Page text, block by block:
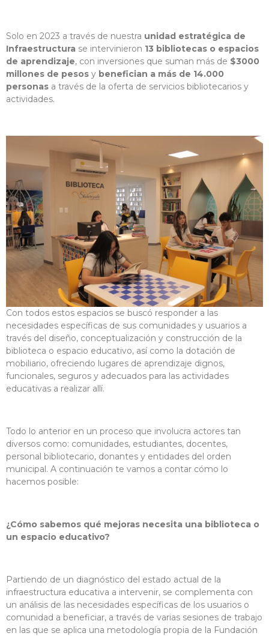
Solo en 2023 a través de nuestra unidad estratégica de
Infraestructura se intervinieron 13 bibliotecas o espacios
de aprendizaje, con inversiones que suman más de $3000
millones de pesos y benefician a más de 14.000
personas a través de la oferta de servicios bibliotecarios y
actividades.
Con todos estos espacios se buscó responder a las
necesidades específicas de sus comunidades y usuarios a
través del diseño, conceptualización y construcción de la
biblioteca o espacio educativo, así como la dotación de
mobiliario, ofreciendo lugares de aprendizaje dignos,
funcionales, seguros y adecuados para las actividades
educativas a realizar allí.
Todo lo anterior en un proceso que involucra actores tan
diversos como: comunidades, estudiantes, docentes,
personal bibliotecario, donantes y entidades del orden
municipal. A continuación te vamos a contar cómo lo
hacemos posible:
¿Cómo sabemos qué mejoras necesita una biblioteca o
un espacio educativo?
Partiendo de un diagnóstico del estado actual de la
infraestructura educativa a intervenir, se complementa con
un análisis de las necesidades específicas de los usuarios o
comunidad a beneficiar, a través de varias sesiones de trabajo
en las que se aplica una metodología propia de la Fundación